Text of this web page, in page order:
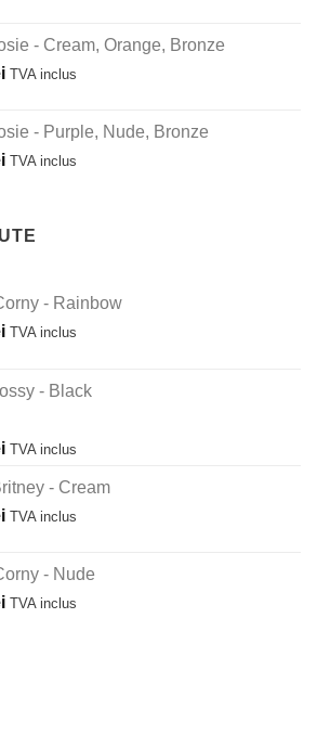
- Cream, Orange, Bronze
TVA inclus
- Purple, Nude, Bronze
TVA inclus
- Rainbow
TVA inclus
- Black
TVA inclus
- Cream
TVA inclus
- Nude
TVA inclus